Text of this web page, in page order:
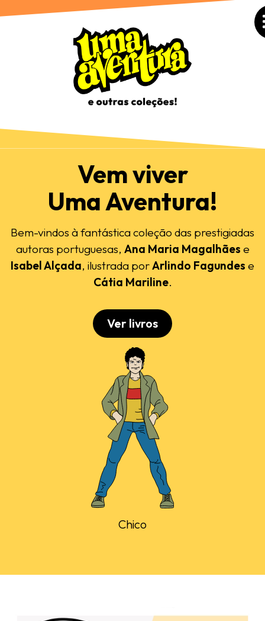
Vem viver
Uma Aventura!
Bem-vindos à fantástica coleção das prestigiadas
autoras portuguesas, Ana Maria Magalhães e
Isabel Alçada, ilustrada porArlindo Fagundes e
Cátia Mariline.
Ver livros
Chico